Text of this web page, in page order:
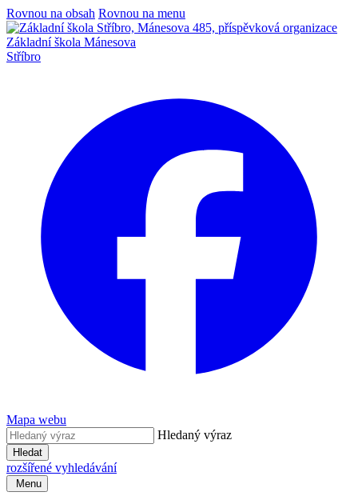
Rovnou na obsah Rovnou na menu
Základní škola Mánesova
Stříbro
Mapa webu
Hledaný výraz
Hledat
rozšířené vyhledávání
Menu